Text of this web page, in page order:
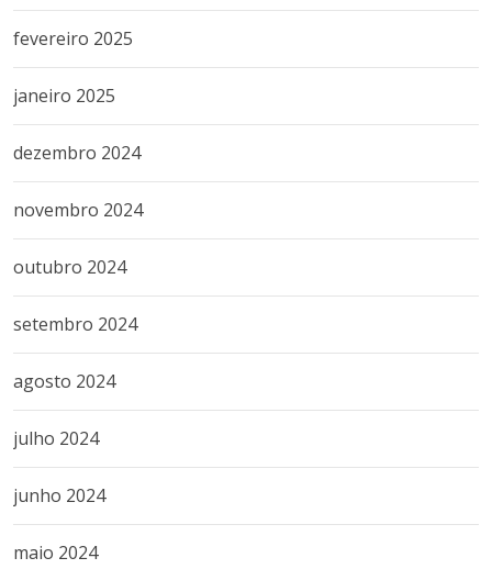
fevereiro 2025
janeiro 2025
dezembro 2024
novembro 2024
outubro 2024
setembro 2024
agosto 2024
julho 2024
junho 2024
maio 2024